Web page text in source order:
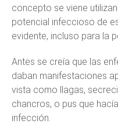
concepto se viene
potencial infeccioso de
evidente, incluso para la
Antes se creía que las
daban manifestaciones
vista como llagas,
chancros, o pus que
infección.